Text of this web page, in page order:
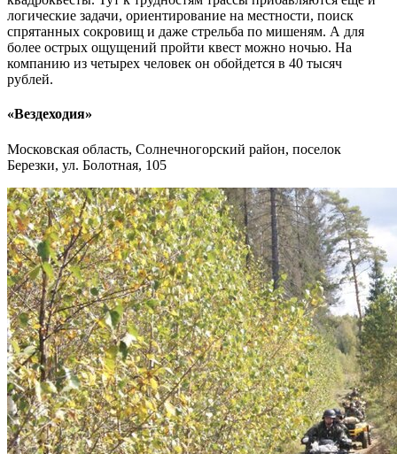
логические задачи, ориентирование на местности, поиск
спрятанных сокровищ и даже стрельба по мишеням. А для
более острых ощущений пройти квест можно ночью. На
компанию из четырех человек он обойдется в 40 тысяч
рублей.
«Вездеходия»
Московская область, Солнечногорский район, поселок
Березки, ул. Болотная, 105